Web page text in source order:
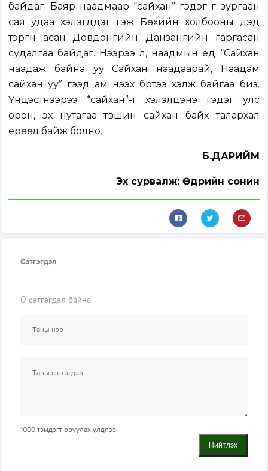
байдаг. Баяр наадмаар “сайхан” гэдэг үг зургаан
сая удаа хэлэгддэг гэж Бөхийн холбооны дэд
тэргүүн асан Довдонгийн Данзангийн гаргасан
судалгаа байдаг. Нээрээ л, наадмын үед “Сайхан
наадаж байна уу Сайхан наадаарай, Наадам
сайхан уу” гээд ам нээх бүртээ хэлж байгаа биз.
Үндэстнээрээ “сайхан”-г хэлэлцэнэ гэдэг улс
орон, эх нутагаа түвшин сайхан байх талархал
ерөөл байж болно.
Б.ДАРИЙМ
Эх сурвалж: Өдрийн сонин
Сэтгэгдэл
0 сэтгэгдэл байна
1000 тэмдэгт оруулах үлдлээ.
Нийтлэх